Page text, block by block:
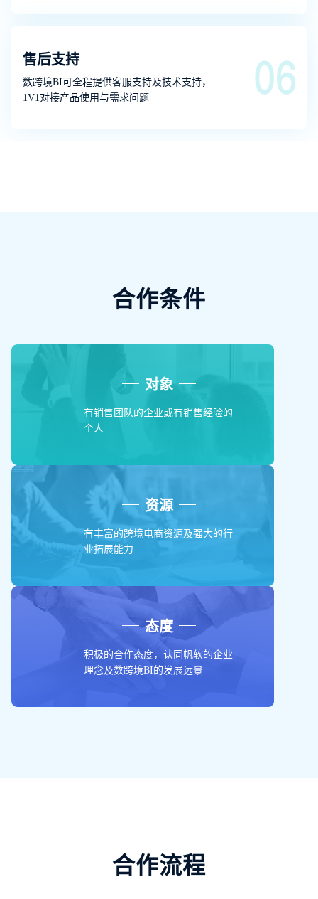
售后支持
数跨境BI可全程提供客服支持及技术支持，
1V1对接产品使用与需求问题
合作条件
对象
有销售团队的企业或有销售经验的
个人
资源
有丰富的跨境电商资源及强大的行
业拓展能力
态度
积极的合作态度，认同帆软的企业
理念及数跨境BI的发展远景
合作流程